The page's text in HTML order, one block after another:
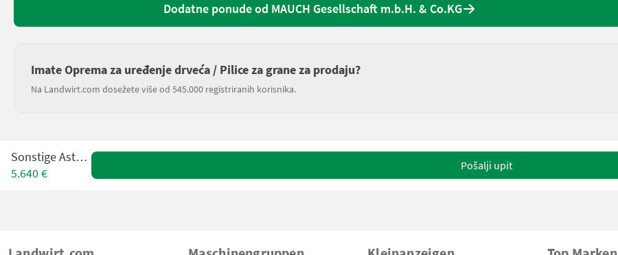
Dodatne ponude od MAUCH Gesellschaft m.b.H. & Co.KG
Imate Oprema za uređenje drveća / Pilice za grane za prodaju?
Na Landwirt.com dosežete više od 545.000 registriranih korisnika.
Sonstige Astsäge
5.640 €
Pošalji upit